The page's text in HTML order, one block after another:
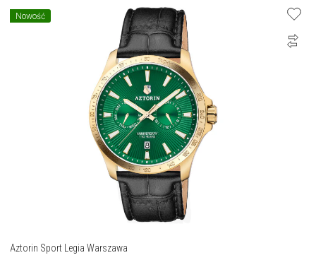
Nowość
Aztorin Sport Legia Warszawa